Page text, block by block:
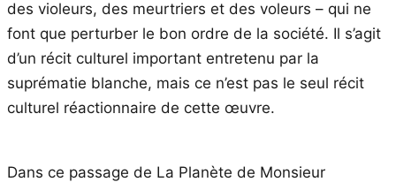
des violeurs, des meurtriers et des voleurs – qui ne
font que perturber le bon ordre de la société. Il s’agit
d’un récit culturel important entretenu par la
suprématie blanche, mais ce n’est pas le seul récit
culturel réactionnaire de cette œuvre.
Dans ce passage de La Planète de Monsieur